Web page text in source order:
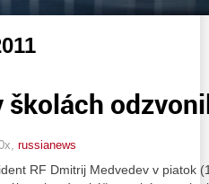
školách
russianews
RF Dmitrij Medvedev v piatok